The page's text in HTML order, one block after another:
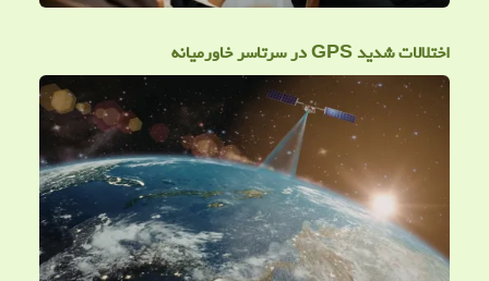
اختلالات شدید GPS در سرتاسر خاورمیانه